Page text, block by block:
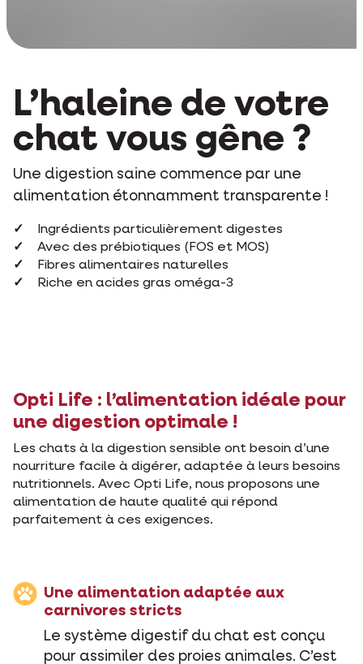
L’haleine de votre
chat vous gêne ?
Une digestion saine commence par une
alimentation étonnamment transparente !
Ingrédients particulièrement digestes
Avec des prébiotiques (FOS et MOS)
Fibres alimentaires naturelles
Riche en acides gras oméga-3
Opti Life : l’alimentation idéale pour
une digestion optimale !
Les chats à la digestion sensible ont besoin d’une
nourriture facile à digérer, adaptée à leurs besoins
nutritionnels. Avec Opti Life, nous proposons une
alimentation de haute qualité qui répond
parfaitement à ces exigences.
Une alimentation adaptée aux
carnivores stricts
Le système digestif du chat est conçu
pour assimiler des proies animales. C’est